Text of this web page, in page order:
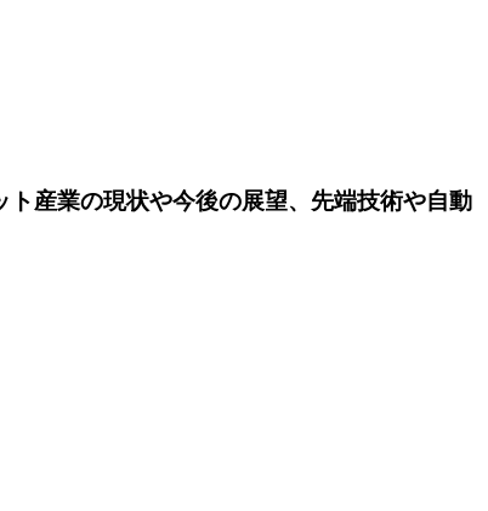
産業の現状や今後の展望、先端技術や自動